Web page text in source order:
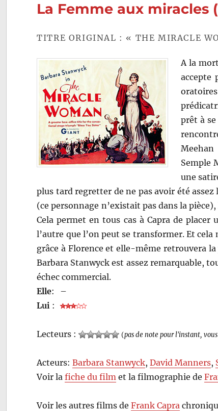
La Femme aux miracles
TITRE ORIGINAL : « THE MIRACLE
A la
accepte
prêt à
Semple
une
plus tard regretter de ne pas avoir été
(ce personnage n’existait pas dans la
Cela permet en tous cas à Capra de
l’autre que l’on peut se transformer. Et cela
grâce à Florence et elle-même retrouvera
Barbara Stanwyck est assez remarquable,
échec commercial.
Elle:
–
Lui :
Lecteurs : (pas de note pour l'instant,
Acteurs:Barbara Stanwyck,David Manners,
Voir lafiche du film et la filmographie de
Voir les autres films deFrank Capra